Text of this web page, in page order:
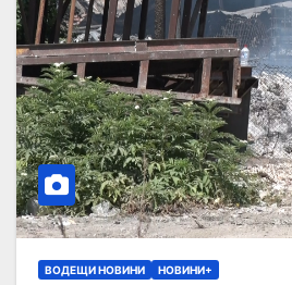
ВОДЕЩИ НОВИНИ НОВИНИ+